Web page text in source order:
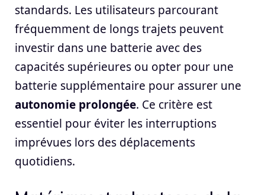
standards. Les utilisateurs parcourant
fréquemment de longs trajets peuvent
investir dans une batterie avec des
capacités supérieures ou opter pour une
batterie supplémentaire pour assurer une
autonomie prolongée. Ce critère est
essentiel pour éviter les interruptions
imprévues lors des déplacements
quotidiens.